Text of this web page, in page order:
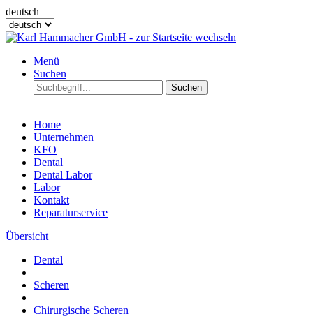
deutsch
Menü
Suchen
Suchen
Home
Unternehmen
KFO
Dental
Dental Labor
Labor
Kontakt
Reparaturservice
Übersicht
Dental
Scheren
Chirurgische Scheren